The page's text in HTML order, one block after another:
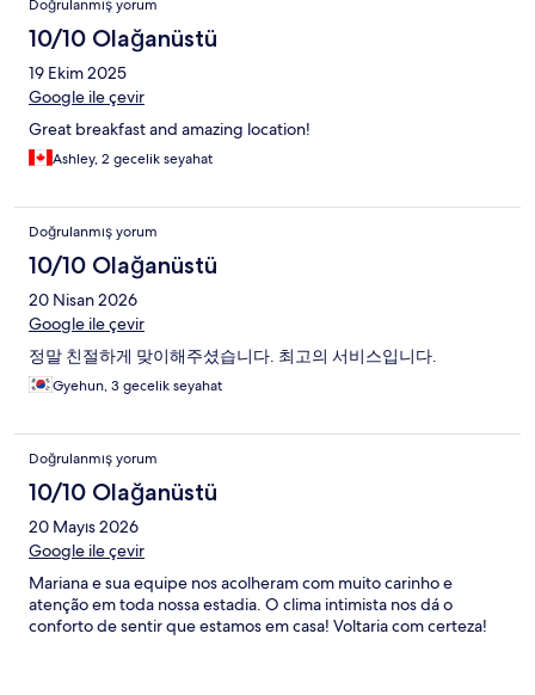
Doğrulanmış yorum
10/10 Olağanüstü
19 Ekim 2025
Google ile çevir
Great breakfast and amazing location!
Ashley, 2 gecelik seyahat
Doğrulanmış yorum
10/10 Olağanüstü
20 Nisan 2026
Google ile çevir
정말 친절하게 맞이해주셨습니다. 최고의 서비스입니다.
Gyehun, 3 gecelik seyahat
Doğrulanmış yorum
10/10 Olağanüstü
20 Mayıs 2026
Google ile çevir
Mariana e sua equipe nos acolheram com muito carinho e
atenção em toda nossa estadia. O clima intimista nos dá o
conforto de sentir que estamos em casa! Voltaria com certeza!